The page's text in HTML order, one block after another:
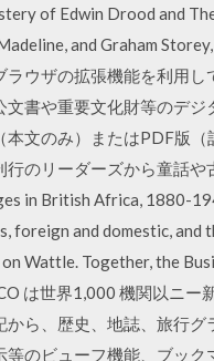
of Edwin Drood and
and Graham
ラウザの拡張機能を利用
文書や重要文化財等のデ
本文のみ）またはPDF版
行のリーダーズから童話
in British Africa, 1880-
foreign and domestic, and
Wattle. Together, the
は世界1,000 機関以ニ
から、歴史、地誌、旅行
等のビューフ機能、ブッ